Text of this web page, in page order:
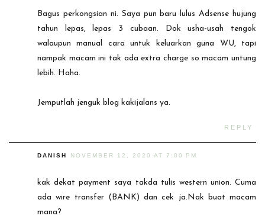
Bagus perkongsian ni. Saya pun baru lulus Adsense hujung
tahun lepas, lepas 3 cubaan. Dok usha-usah tengok
walaupun manual cara untuk keluarkan guna WU, tapi
nampak macam ini tak ada extra charge so macam untung
lebih. Haha.
Jemputlah jenguk blog kakijalans ya.
REPLY
DANISH NOVEMBER 12, 2020 AT 7:00 PM
kak dekat payment saya takda tulis western union. Cuma
ada wire transfer (BANK) dan cek ja.Nak buat macam
mana?